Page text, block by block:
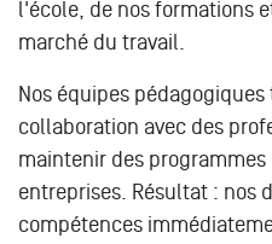
l'école, de nos formations
marché du travail.
Nos équipes
collaboration avec des
maintenir des
entreprises. Résultat : nos
compétences